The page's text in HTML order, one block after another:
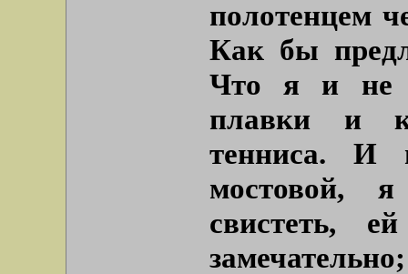
полотенцем
Как бы
Что я и не
плавки и
тенниса. И
мостовой,
свистеть,